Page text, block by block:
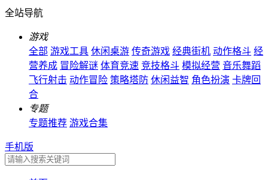
全站导航
游戏
全部 游戏工具 休闲桌游 传奇游戏 经典街机 动作格斗 经
营养成 冒险解谜 体育竞速 竞技格斗 模拟经营 音乐舞蹈
飞行射击 动作冒险 策略塔防 休闲益智 角色扮演 卡牌回
合
专题
专题推荐 游戏合集
手机版